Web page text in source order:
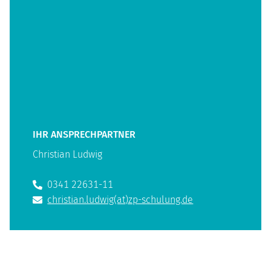
IHR ANSPRECHPARTNER
Christian Ludwig
0341 22631-11
christian.ludwig(at)zp-schulung.de